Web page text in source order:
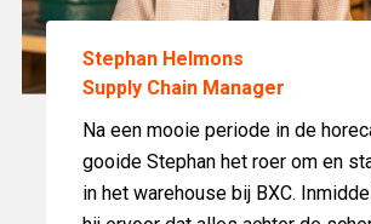
Stephan Helmons
Supply Chain Manager
Na een mooie periode in de
gooide Stephan het roer om en
in het warehouse bij BXC.